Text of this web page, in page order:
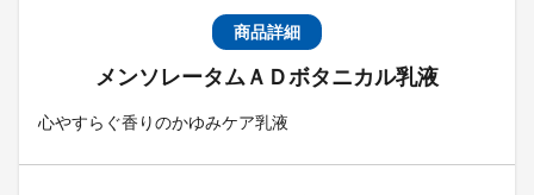
商品詳細
メンソレータムＡＤボタニカル乳液
心やすらぐ香りのかゆみケア乳液